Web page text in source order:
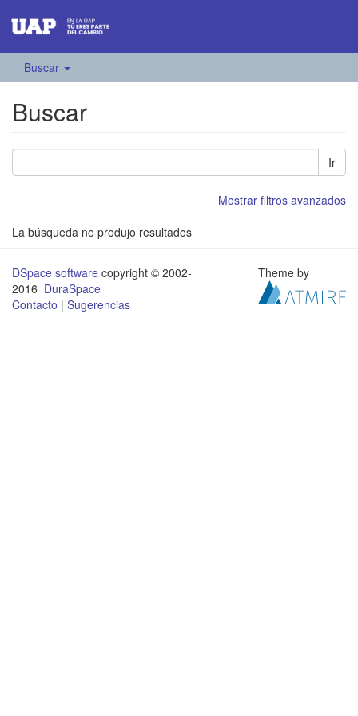
Buscar
Buscar
Ir
Mostrar filtros avanzados
La búsqueda no produjo resultados
DSpace software copyright © 2002-
2016 DuraSpace
Contacto | Sugerencias
Theme by